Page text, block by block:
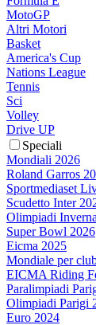
MotoGP
Altri Motori
Basket
America's Cup
Nations League
Tennis
Sci
Volley
Drive UP
Speciali
Mondiali 2026
Roland Garros
Sportmediaset
Scudetto Inter
Olimpiadi
Super Bowl 2026
Eicma 2025
Mondiale per
EICMA Riding
Paralimpiadi
Olimpiadi Parigi
Euro 2024